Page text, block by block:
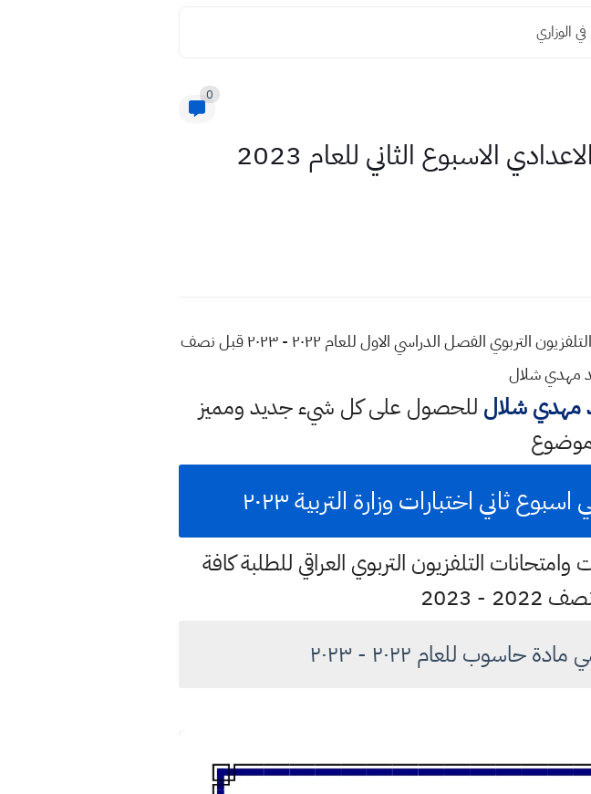
الوزاري
0
اسئلة واجوبة مادة الحاسوب للصف الخامس الاعدادي الاسبوع الثاني للعام 2023
اسئلة واجوبة مادة حاسوب للصف خامس علمي الاسبوع الثاني للعام 2023 التلفزيون التربوي الفصل الدراسي الاول للعام ٢٠٢٢ - ٢٠٢٣ قبل نصف
مهدي شلال
مهدي شلال للحصول على كل شيء جديد ومميز
موضوع
اختبارات وزارة التربية ٢٠٢٣
التلفزيون التربوي العراقي للطلبة كافة
2023
للعام ٢٠٢٢ - ٢٠٢٣